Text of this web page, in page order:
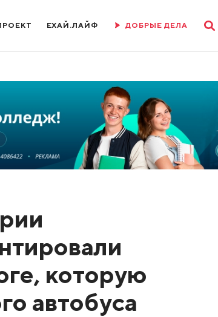
ЕХАЙ.ЛАЙФ ДОБРЫЕ ДЕЛА
которую
автобуса